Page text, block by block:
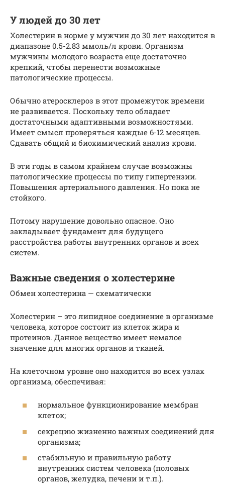
У людей до 30 лет
Холестерин в норме у мужчин до 30 лет находится в
диапазоне 0.5-2.83 ммоль/л крови. Организм
мужчины молодого возраста еще достаточно
крепкий, чтобы перенести возможные
патологические процессы.
Обычно атеросклероз в этот промежуток времени
не развивается. Поскольку тело обладает
достаточными адаптивными возможностями.
Имеет смысл проверяться каждые 6-12 месяцев.
Сдавать общий и биохимический анализ крови.
В эти годы в самом крайнем случае возможны
патологические процессы по типу гипертензии.
Повышения артериального давления. Но пока не
стойкого.
Потому нарушение довольно опасное. Оно
закладывает фундамент для будущего
расстройства работы внутренних органов и всех
систем.
Важные сведения о холестерине
Обмен холестерина — схематически
Холестерин – это липидное соединение в организме
человека, которое состоит из клеток жира и
протеинов. Данное вещество имеет немалое
значение для многих органов и тканей.
На клеточном уровне оно находится во всех узлах
организма, обеспечивая:
нормальное функционирование мембран
клеток;
секрецию жизненно важных соединений для
организма;
стабильную и правильную работу
внутренних систем человека (половых
органов, желудка, печени и т.п.).